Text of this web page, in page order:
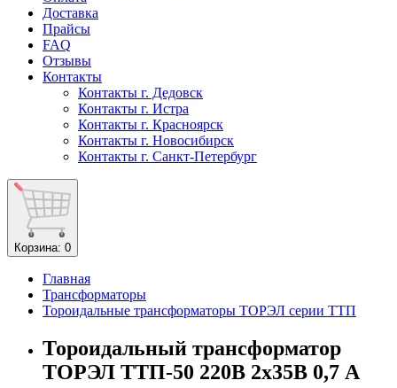
Доставка
Прайсы
FAQ
Отзывы
Контакты
Контакты г. Дедовск
Контакты г. Истра
Контакты г. Красноярск
Контакты г. Новосибирск
Контакты г. Санкт-Петербург
Корзина: 0
Главная
Трансформаторы
Тороидальные трансформаторы ТОРЭЛ серии ТТП
Тороидальный трансформатор
ТОРЭЛ ТТП-50 220В 2х35В 0,7 А